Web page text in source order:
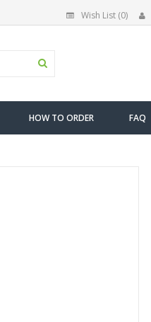
Wish List (0)
HOW TO ORDER FAQ